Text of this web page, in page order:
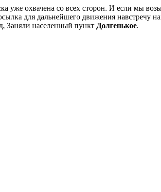
уже охвачена со всех сторон. И если мы
для дальнейшего движения навстречу
Заняли населенный пункт Долгенькое.